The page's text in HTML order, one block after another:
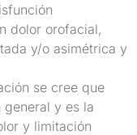
dolor orofacial,
y/o asimétrica y
se cree que
y es la
y limitación